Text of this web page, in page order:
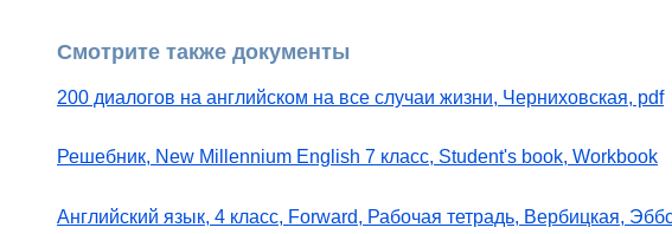
Смотрите также документы
200 диалогов на английском на все случаи жизни, Черниховская, pdf
Решебник, New Millennium English 7 класс, Student's book, Workbook
Английский язык, 4 класс, Forward, Рабочая тетрадь, Вербицкая,